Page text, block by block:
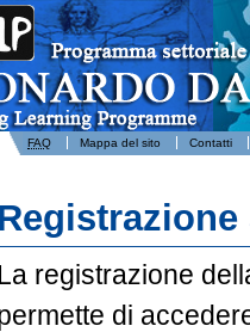
degli Studi di Foggia
FAQ Mappa del sito Contatti
Registrazione
registrazione
di